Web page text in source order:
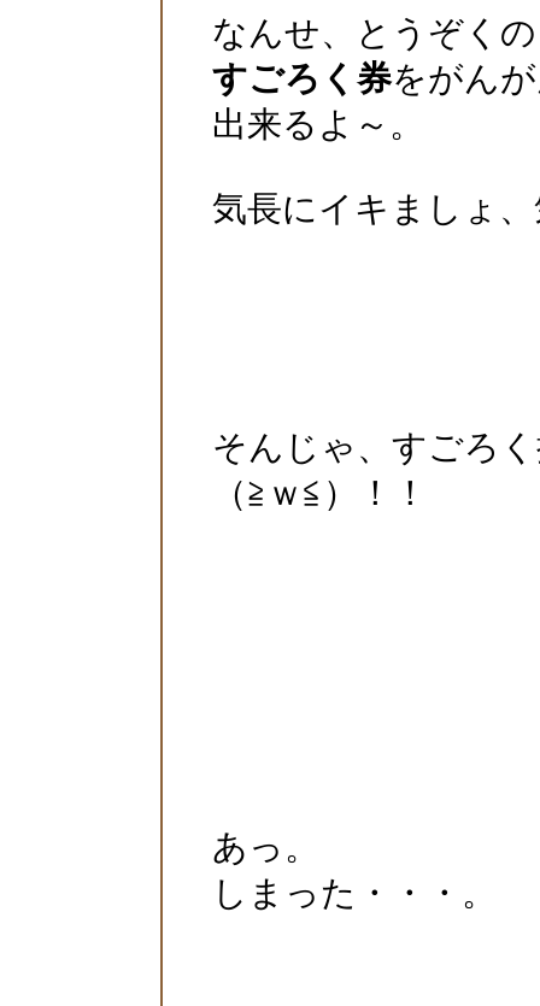
なんせ、とうぞく
すごろく券をがん
出来るよ～。
気長にイキましょ
そんじゃ、すごろ
（≧ｗ≦）！！
あっ。
しまった・・・。